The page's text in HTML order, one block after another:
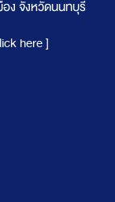
อง จังหวัดนนทบุรี
here ]